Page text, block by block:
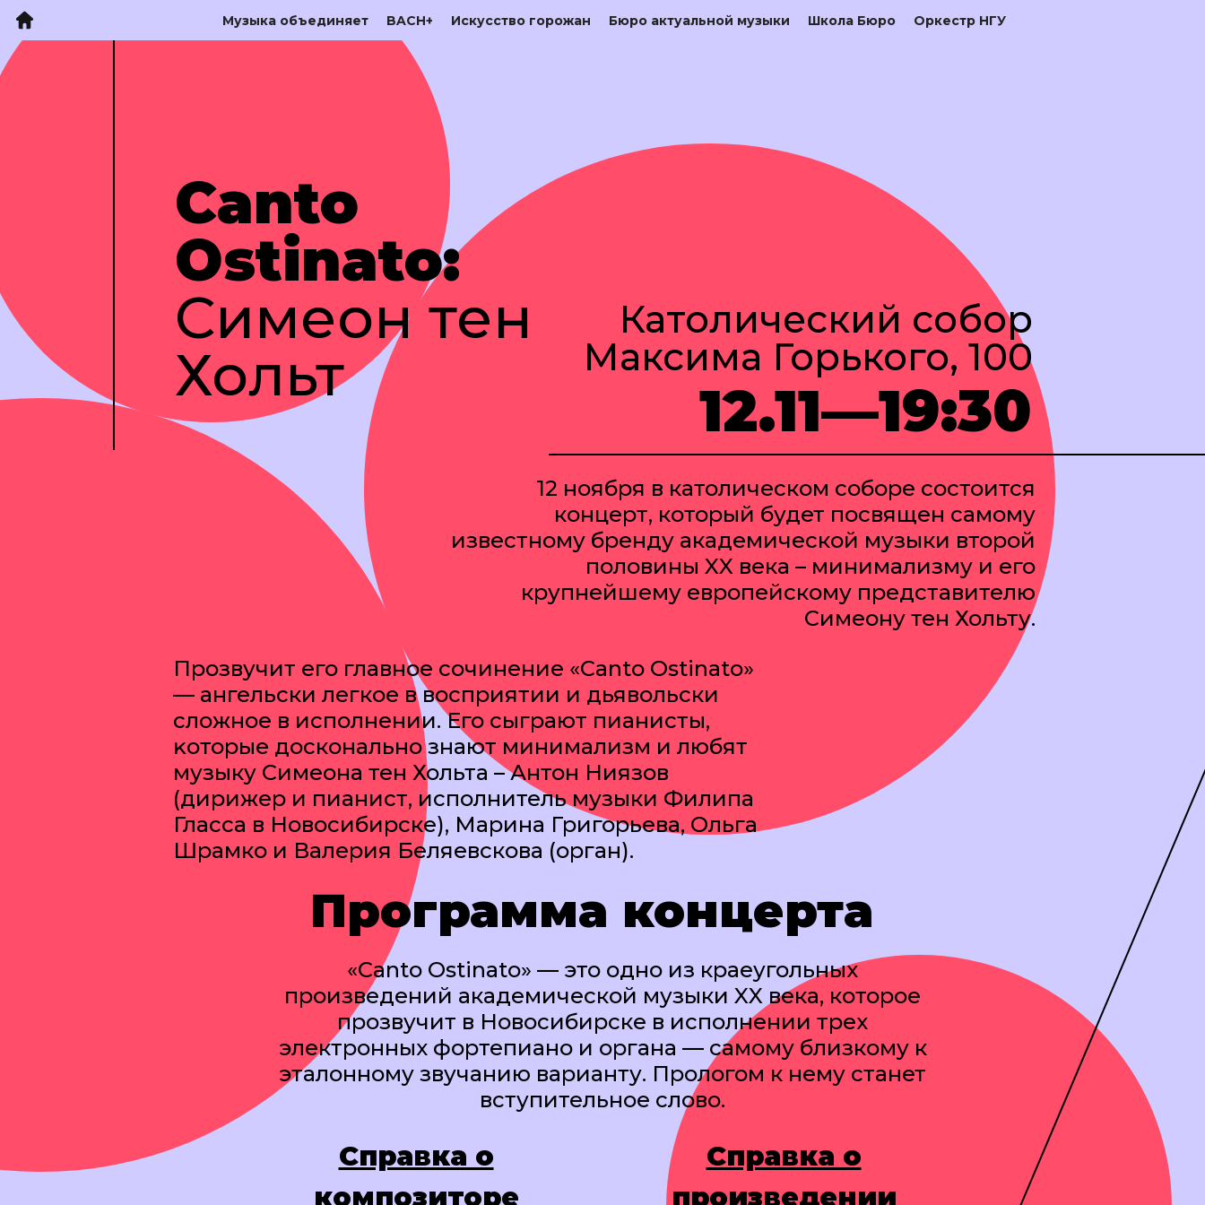
Музыка объединяет BACH+ Искусство горожан Бюро актуальной музыки Школа Бюро Оркестр НГУ
Canto
Ostinato:
Cимеон тен
Хольт
12 ноября в католическом соборе состоится
концерт, который будет посвящен самому
известному бренду академической музыки второй
половины XX века – минимализму и его
крупнейшему европейскому представителю
Симеону тен Хольту.
Прозвучит его главное сочинение «Canto Ostinato»
— ангельски легкое в восприятии и дьявольски
сложное в исполнении. Его сыграют пианисты,
ĸоторые досконально знают минимализм и любят
музыку Симеона тен Хольта – Антон Ниязов
(дирижер и пианист, исполнитель музыки Филипа
Гласса в Новосибирске), Марина Григорьева, Ольга
Шрамко и Валерия Беляевскова (орган).
Программа концерта
12.11—19:30
«Canto Ostinato» — это одно из краеугольных
произведений академической музыки XX века, которое
прозвучит в Новосибирске в исполнении трех
электронных фортепиано и органа — самому близкому к
эталонному звучанию варианту. Прологом к нему станет
вступительное слово.
Католический собор
Максима Горького, 100
Справка о
композиторе
Справка о
произведении